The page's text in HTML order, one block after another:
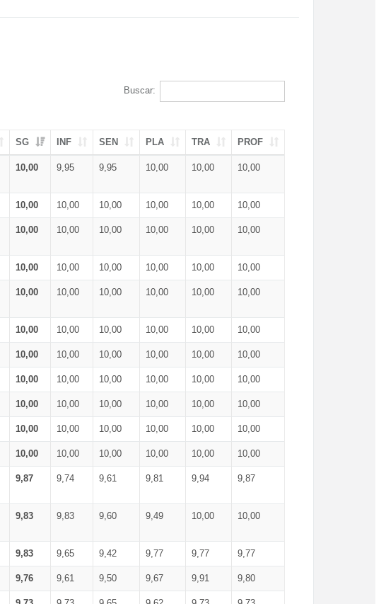
Buscar:
SG INF SEN PLA TRA PROF
10,00 9,95 9,95 10,00 10,00 10,00
10,00 10,00 10,00 10,00 10,00 10,00
10,00 10,00 10,00 10,00 10,00 10,00
10,00 10,00 10,00 10,00 10,00 10,00
10,00 10,00 10,00 10,00 10,00 10,00
10,00 10,00 10,00 10,00 10,00 10,00
10,00 10,00 10,00 10,00 10,00 10,00
10,00 10,00 10,00 10,00 10,00 10,00
10,00 10,00 10,00 10,00 10,00 10,00
10,00 10,00 10,00 10,00 10,00 10,00
10,00 10,00 10,00 10,00 10,00 10,00
9,87 9,74 9,61 9,81 9,94 9,87
9,83 9,83 9,60 9,49 10,00 10,00
9,83 9,65 9,42 9,77 9,77 9,77
9,76 9,61 9,50 9,67 9,91 9,80